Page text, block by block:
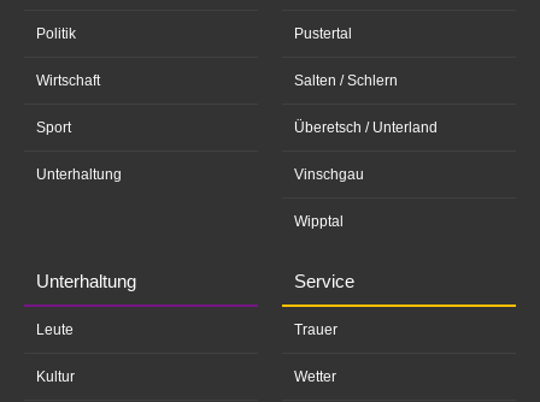
Politik
Wirtschaft
Sport
Unterhaltung
Pustertal
Salten / Schlern
Überetsch / Unterland
Vinschgau
Wipptal
Unterhaltung
Leute
Kultur
Service
Trauer
Wetter